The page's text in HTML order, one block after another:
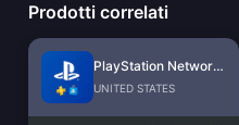
Prodotti correlati
PlayStation Network Card (US)
UNITED STATES